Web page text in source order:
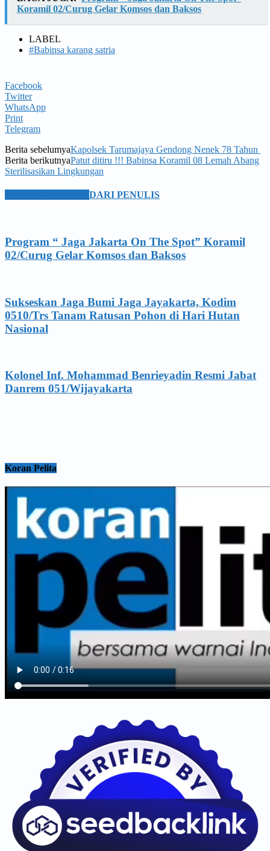
Koramil 02/Curug Gelar Komsos dan Baksos
LABEL
#Babinsa karang satria
Facebook
Twitter
WhatsApp
Print
Telegram
Berita sebelumyaKapolsek Tarumajaya Gendong Nenek 78 Tahun
Berita berikutnyaPatut ditiru !!! Babinsa Koramil 08 Lemah Abang
Sterilisasikan Lingkungan
DARI PENULIS
Program “ Jaga Jakarta On The Spot” Koramil
02/Curug Gelar Komsos dan Baksos
Sukseskan Jaga Bumi Jaga Jayakarta, Kodim
0510/Trs Tanam Ratusan Pohon di Hari Hutan
Nasional
Kolonel Inf. Mohammad Benrieyadin Resmi Jabat
Danrem 051/Wijayakarta
Koran Pelita